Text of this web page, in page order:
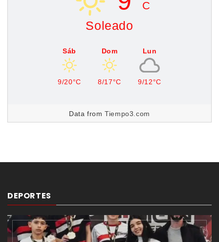
C
Soleado
Sáb
9/20°C
Dom
8/17°C
Lun
9/12°C
Data fromTiempo3.com
DEPORTES